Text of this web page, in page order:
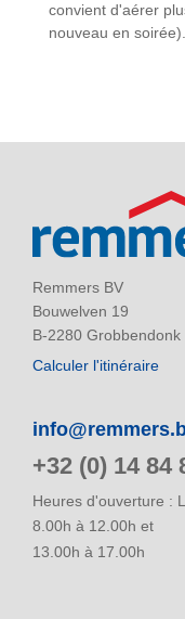
convient d'aérer
nouveau en soirée).
Remmers BV
Bouwelven 19
B-2280 Grobbendonk
Calculer l'itinéraire
+32 (0) 14 84
Heures d'ouverture :
8.00h à 12.00h et
13.00h à 17.00h